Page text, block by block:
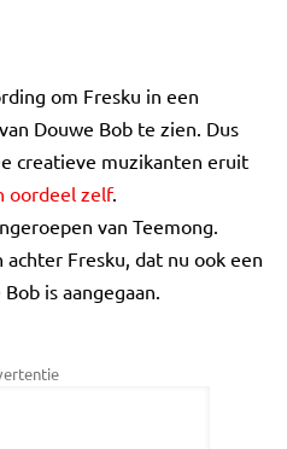
om Fresku in een
Douwe Bob te zien. Dus
creatieve muzikanten eruit
oordeel zelf.
van Teemong.
Fresku, dat nu ook een
is aangegaan.